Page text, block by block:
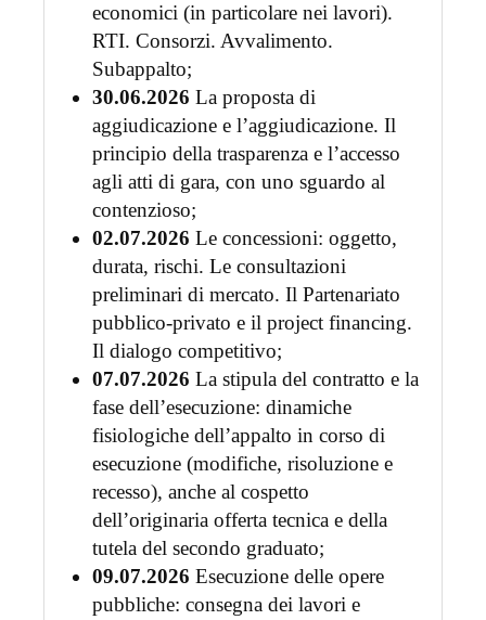
economici (in particolare nei lavori).
RTI. Consorzi. Avvalimento.
Subappalto;
30.06.2026 La proposta di
aggiudicazione e l’aggiudicazione. Il
principio della trasparenza e l’accesso
agli atti di gara, con uno sguardo al
contenzioso;
02.07.2026 Le concessioni: oggetto,
durata, rischi. Le consultazioni
preliminari di mercato. Il Partenariato
pubblico-privato e il project financing.
Il dialogo competitivo;
07.07.2026 La stipula del contratto e la
fase dell’esecuzione: dinamiche
fisiologiche dell’appalto in corso di
esecuzione (modifiche, risoluzione e
recesso), anche al cospetto
dell’originaria offerta tecnica e della
tutela del secondo graduato;
09.07.2026 Esecuzione delle opere
pubbliche: consegna dei lavori e